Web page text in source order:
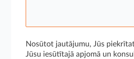
Nosūtot jautājumu, Jūs
Jūsu iesūtītajā apjomā un